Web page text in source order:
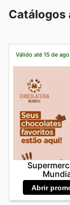
Catálogos
Válido até 15 de ago.
Abrir